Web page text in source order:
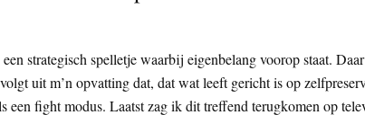
strategisch spelletje waarbij eigenbelang voorop staat.
uit m’n opvatting dat, dat wat leeft gericht is op
een fight modus. Laatst zag ik dit treffend terugkomen op